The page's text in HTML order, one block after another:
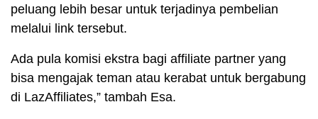
peluang lebih besar untuk terjadinya pembelian
melalui link tersebut.
Ada pula komisi ekstra bagi affiliate partner yang
bisa mengajak teman atau kerabat untuk bergabung
di LazAffiliates,” tambah Esa.